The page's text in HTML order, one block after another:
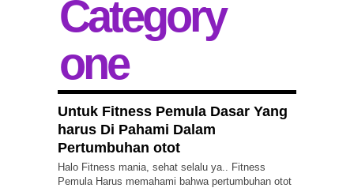
Category
one
Untuk Fitness Pemula Dasar Yang
harus Di Pahami Dalam
Pertumbuhan otot
Halo Fitness mania, sehat selalu ya.. Fitness
Pemula Harus memahami bahwa pertumbuhan otot